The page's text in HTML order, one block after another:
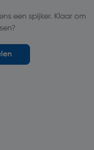
een spijker. Klaar om